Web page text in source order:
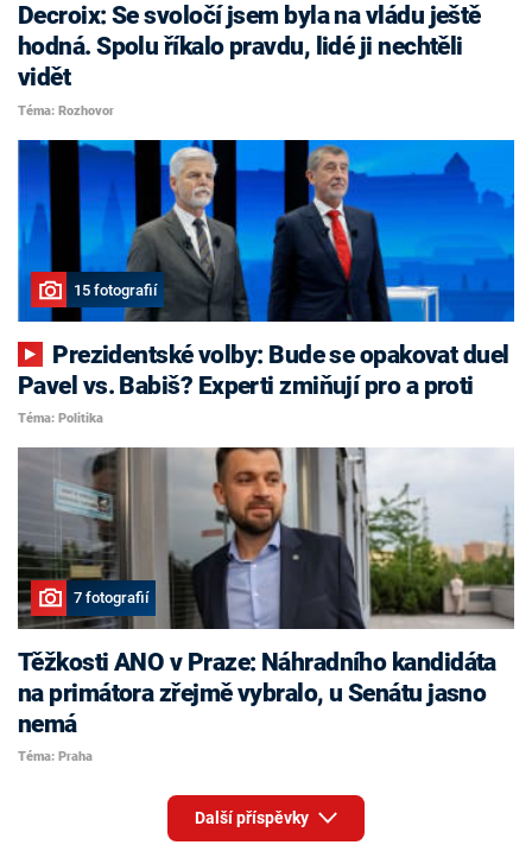
Decroix: Se svoločí jsem byla na vládu ještě
hodná. Spolu říkalo pravdu, lidé ji nechtěli
vidět
Téma: Rozhovor
15 fotografií
Pavel vs. Babiš? Experti zmiňují pro a proti
Téma: Politika
7 fotografií
Těžkosti ANO v Praze: Náhradního kandidáta
na primátora zřejmě vybralo, u Senátu jasno
nemá
Téma: Praha
Další příspěvky